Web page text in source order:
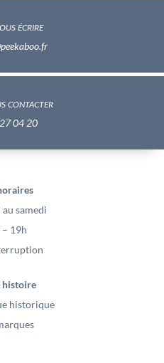
écrire
contacter
04 20
samedi
– 19h
histoire
historique